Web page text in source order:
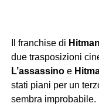
Il franchise di Hitman
due trasposizioni
L’assassinoe
stati piani per un
sembra improbabile.